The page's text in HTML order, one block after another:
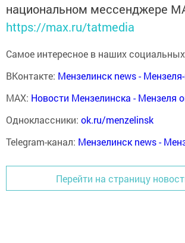
национальном мессенджере
https://max.ru/tatmedia
Самое интересное в наших социальных
ВКонтакте: Мензелинск news -
MAX: Новости Мензелинска - Мензеля
Одноклассники: ok.ru/menzelinsk
Telegram-канал: Мензелинск news -
Перейти на страницу